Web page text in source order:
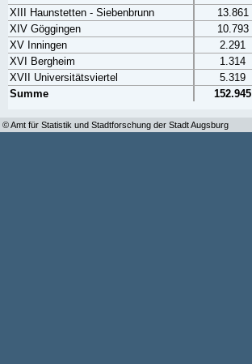
XIII Haunstetten - Siebenbrunn
13.861
XIV Göggingen
10.793
XV Inningen
2.291
XVI Bergheim
1.314
XVII Universitätsviertel
5.319
Summe
152.945
© Amt für Statistik und Stadtforschung der Stadt Augsburg